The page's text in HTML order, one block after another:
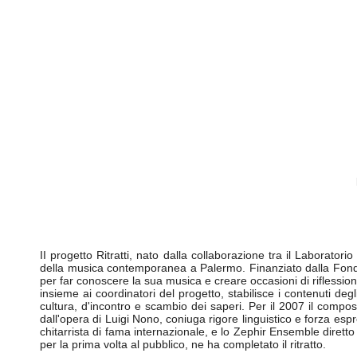
II progetto Ritratti, nato dalla collaborazione tra il
della musica contemporanea a Palermo. Finanziato dalla
per far conoscere la sua musica e creare occasioni di
insieme ai coordinatori del progetto, stabilisce i contenuti
cultura, d'incontro e scambio dei saperi. Per il 2007 il
dall'opera di Luigi Nono, coniuga rigore linguistico e forza
chitarrista di fama internazionale, e lo Zephir Ensemble
per la prima volta al pubblico, ne ha completato il ritratto.